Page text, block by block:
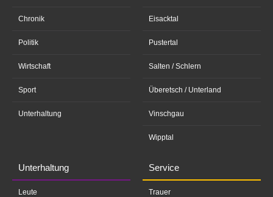
Chronik
Politik
Wirtschaft
Sport
Unterhaltung
Eisacktal
Pustertal
Salten / Schlern
Überetsch / Unterland
Vinschgau
Wipptal
Unterhaltung
Leute
Service
Trauer